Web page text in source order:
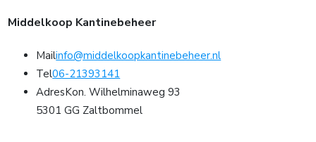
Middelkoop Kantinebeheer
Mailinfo@middelkoopkantinebeheer.nl
Tel06-21393141
AdresKon. Wilhelminaweg 93
5301 GG Zaltbommel